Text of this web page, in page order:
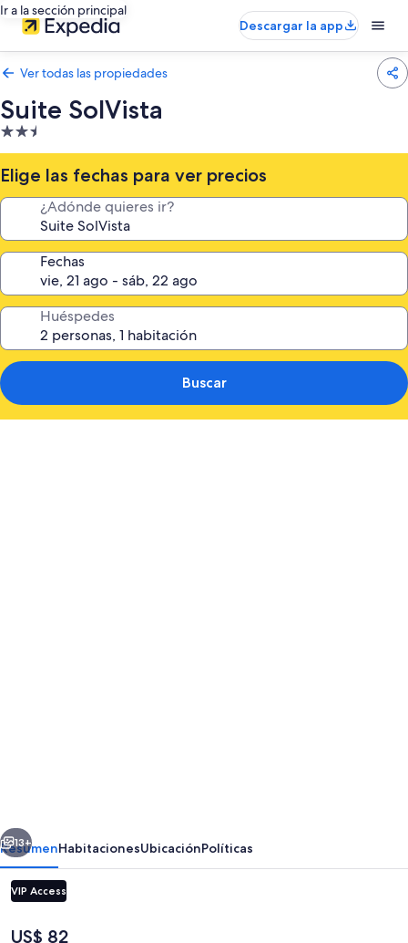
Ir a la sección principal
Descargar la app
Ver todas las propiedades
Suite SolVista
Propiedad
de
2.5
estrellas
Elige las fechas para ver precios
¿Adónde quieres ir?
Fechas
Huéspedes
Buscar
Siguiente
13+
ResumenHabitacionesUbicaciónPolíticas
VIP Access
El
US$ 82